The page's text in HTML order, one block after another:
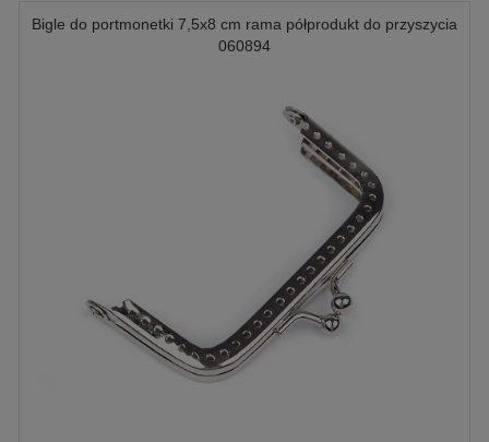
Bigle do portmonetki 7,5x8 cm rama półprodukt do przyszycia
060894